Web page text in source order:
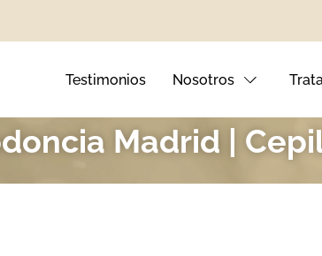
Testimonios Nosotros
Madrid |